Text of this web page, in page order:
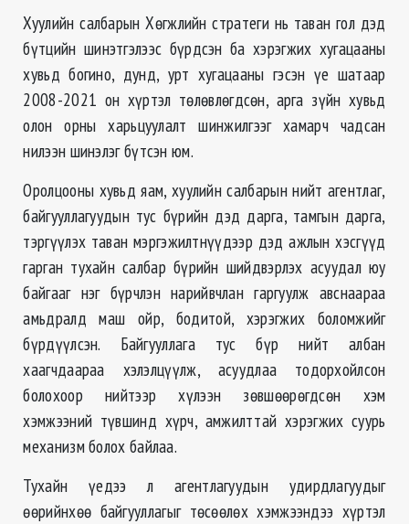
Хуулийн салбарын Хөгжлийн стратеги нь таван гол дэд
бүтцийн шинэтгэлээс бүрдсэн ба хэрэгжих хугацааны
хувьд богино, дунд, урт хугацааны гэсэн үе шатаар
2008-2021 он хүртэл төлөвлөгдсөн, арга зүйн хувьд
олон орны харьцуулалт шинжилгээг хамарч чадсан
нилээн шинэлэг бүтсэн юм.
Оролцооны хувьд яам, хуулийн салбарын нийт агентлаг,
байгууллагуудын тус бүрийн дэд дарга, тамгын дарга,
тэргүүлэх таван мэргэжилтнүүдээр дэд ажлын хэсгүүд
гарган тухайн салбар бүрийн шийдвэрлэх асуудал юу
байгааг нэг бүрчлэн нарийвчлан гаргуулж авснаараа
амьдралд маш ойр, бодитой, хэрэгжих боломжийг
бүрдүүлсэн. Байгууллага тус бүр нийт албан
хаагчдаараа хэлэлцүүлж, асуудлаа тодорхойлсон
болохоор нийтээр хүлээн зөвшөөрөгдсөн хэм
хэмжээний түвшинд хүрч, амжилттай хэрэгжих суурь
механизм болох байлаа.
Тухайн үедээ л агентлагуудын удирдлагуудыг
өөрийнхөө байгууллагыг төсөөлөх хэмжээндээ хүртэл